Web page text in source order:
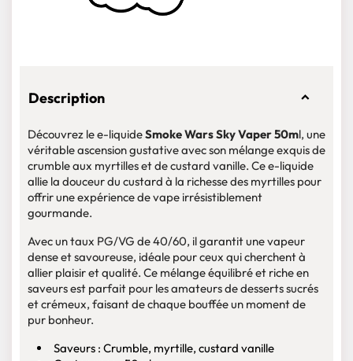
Description
Découvrez le e-liquideSmoke Wars Sky Vaper 50ml, une
véritable ascension gustative avec son mélange exquis de
crumble aux myrtilles et de custard vanille. Ce e-liquide
allie la douceur du custard à la richesse des myrtilles pour
offrir une expérience de vape irrésistiblement
gourmande.
Avec un taux PG/VG de 40/60, il garantit une vapeur
dense et savoureuse, idéale pour ceux qui cherchent à
allier plaisir et qualité. Ce mélange équilibré et riche en
saveurs est parfait pour les amateurs de desserts sucrés
et crémeux, faisant de chaque bouffée un moment de
pur bonheur.
Saveurs : Crumble, myrtille, custard vanille